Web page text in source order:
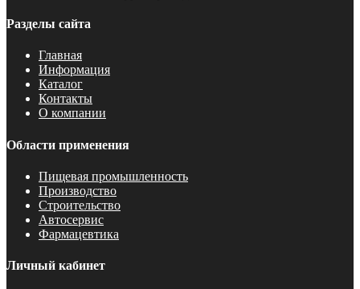
Разделы сайта
Главная
Информация
Каталог
Контакты
О компании
Области применения
Пищевая промышленность
Производство
Строительство
Автосервис
Фармацевтика
Личный кабинет